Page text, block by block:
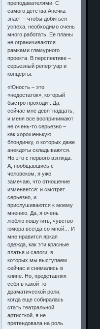
преподавателями. С
самого детства Анечка
знает – чтобы добиться
успеха, необходимо очень
много работать. Ее планы
не ограничиваются
рамками гламурного
проекта. В перспективе –
серьезный репертуар и
концерты.
«Юность – это
«недостаток», который
быстро проходит. Да,
сейчас мне девятнадцать,
и меня все воспринимают
не очень-то серьезно –
как хорошенькую
блондинку, о которых даже
анекдоты складываются.
Но это с первого взгляда.
А, пообщавшись с
человеком, я уже
замечаю, что отношение
изменяется: и смотрят
серьезно, и
прислушиваются к моему
мнению. Да, я очень
люблю пошутить, чувство
юмора всегда со мной… И
мне нравится яркая
одежда, как эти красные
платья и сапоги, в
которых мы выступаем
сейчас и снимались в
клипе. Но, представляя
себя в какой-то
драматической роли,
когда еще собиралась
стать театральной
артисткой, я не
претендовала на роль